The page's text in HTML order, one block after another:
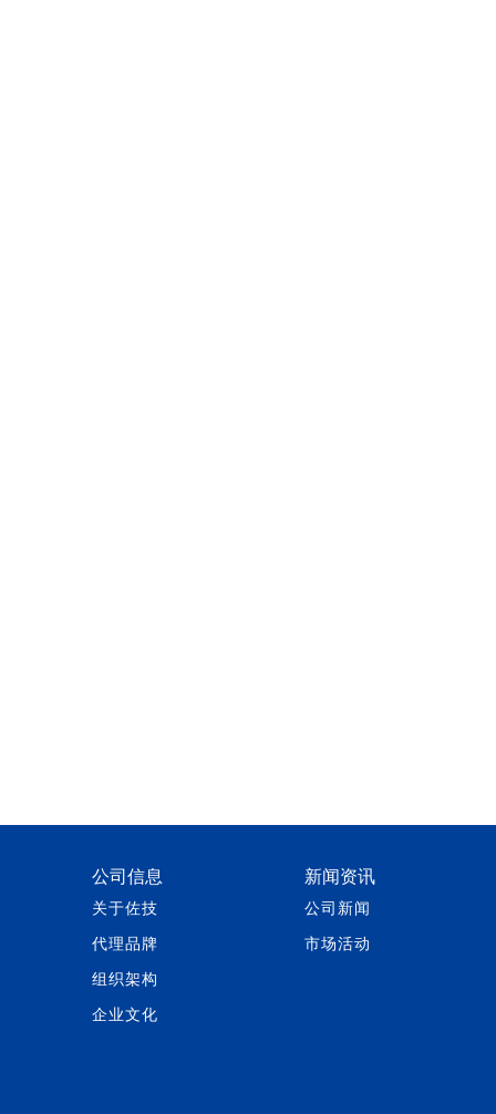
公司信息
关于佐技
代理品牌
组织架构
企业文化
新闻资讯
公司新闻
市场活动